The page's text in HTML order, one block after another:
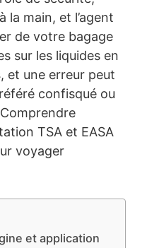
main, et l’agent
de votre bagage
sur les liquides en
et une erreur peut
confisqué ou
TSA et EASA
voyager
et application